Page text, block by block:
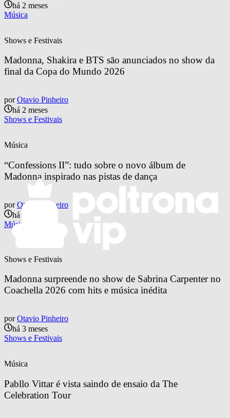
há 2 meses
Música
Shows e Festivais
Madonna, Shakira e BTS são anunciados no show da
final da Copa do Mundo 2026
por Otavio Pinheiro
há 2 meses
Shows e Festivais
Música
“Confessions II”: tudo sobre o novo álbum de
Madonna inspirado nas pistas de dança
por Otavio Pinheiro
há 3 meses
Música
Shows e Festivais
Madonna surpreende no show de Sabrina Carpenter no
Coachella 2026 com hits e música inédita
por Otavio Pinheiro
há 3 meses
Shows e Festivais
Música
Pabllo Vittar é vista saindo de ensaio da The
Celebration Tour